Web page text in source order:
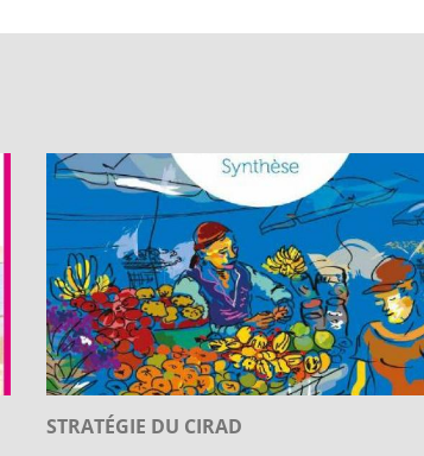
STRATÉGIE DU CIRAD